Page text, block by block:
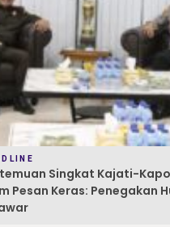
Singkat Kajati-
Pesan Keras: Penegakan